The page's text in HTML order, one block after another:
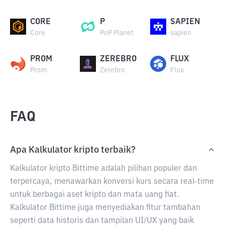
CORE
Core
P
PoP Planet
SAPIEN
sapien
PROM
Prom
ZEREBRO
Zerebro
FLUX
Flux
FAQ
Apa Kalkulator kripto terbaik?
Kalkulator kripto Bittime adalah pilihan populer dan
terpercaya, menawarkan konversi kurs secara real-time
untuk berbagai aset kripto dan mata uang fiat.
Kalkulator Bittime juga menyediakan fitur tambahan
seperti data historis dan tampilan UI/UX yang baik